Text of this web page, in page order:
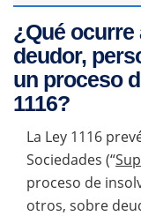
¿Qué ocurre
deudor,
un proceso
1116?
La Ley 1116
Sociedades (“
proceso de
otros, sobre